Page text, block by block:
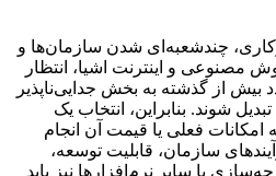
چندشعبه‌ای شدن سازمان‌ها و
مصنوعی و اینترنت اشیا، انتظار
از گذشته به بخش جدایی‌ناپذیر
شوند. بنابراین، انتخاب یک
امکانات فعلی یا قیمت آن انجام
سازمان، قابلیت توسعه،
با سایر نرم‌افزارها نیز باید